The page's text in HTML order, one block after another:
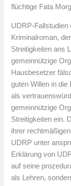
flüchtige Fata
UDRP-Fallstudien
Kriminalroman,
Streitigkeiten ans
gemeinnützige
Hausbesetzer
guten Willen in
als
gemeinnützige
Streitigkeiten ein.
ihrer
UDRP unter
Erklärung von
auf seine
als Lehren,